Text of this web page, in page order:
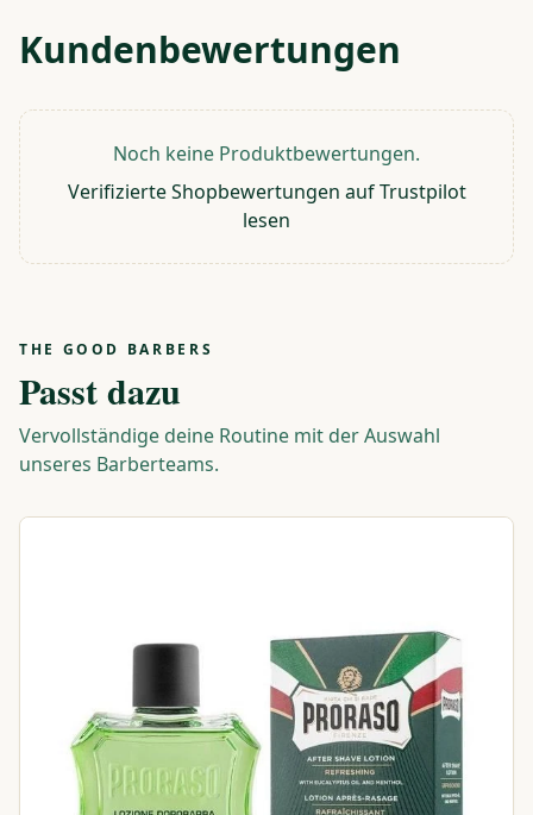
Kundenbewertungen
Noch keine Produktbewertungen.
Verifizierte Shopbewertungen auf Trustpilot
lesen
THE GOOD BARBERS
Passt dazu
Vervollständige deine Routine mit der Auswahl
unseres Barberteams.